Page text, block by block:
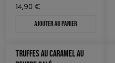
14,90 €
Ajouter au panier
TRUFFES AU CARAMEL AU